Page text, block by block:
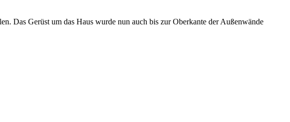
Das Gerüst um das Haus wurde nun auch bis zur Oberkante der Außenwände